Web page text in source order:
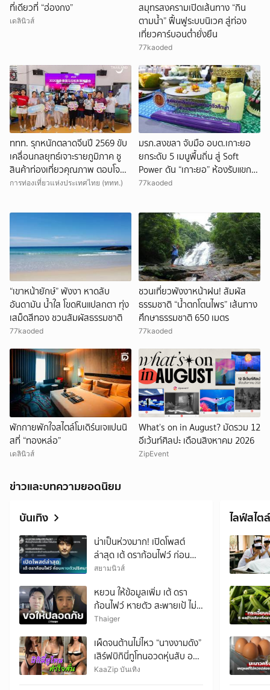
ที่เดียวที่ “ฮ่องกง”
เดลินิวส์
สมุทรสงครามเปิดเส้นทาง “กิน
ตามน้ำ” ฟื้นฟูระบบนิเวศ สู่ท่อง
เที่ยวคาร์บอนต่ำยั่งยืน
77kaoded
ททท. รุกหนักตลาดจีนปี 2569 ขับ
เคลื่อนกลยุทธ์เจาะรายภูมิภาค ชู
สินค้าท่องเที่ยวคุณภาพ ตอบโจทย์
พฤติกรรมนักท่องเที่ยวจีนยุคใหม่
การท่องเที่ยวแห่งประเทศไทย (ททท.)
มรภ.สงขลา จับมือ อบต.เกาะยอ
ยกระดับ 5 เมนูพื้นถิ่น สู่ Soft
Power ดัน “เกาะยอ” ห้องรับแขก
อาหารสงขลา
77kaoded
“เขาหน้ายักษ์” พังงา หาดลับ
อันดามัน น้ำใส โขดหินแปลกตา ทุ่ง
เสม็ดสีทอง ชวนสัมผัสธรรมชาติ
77kaoded
ชวนเที่ยวพังงาหน้าฝน! สัมผัส
ธรรมชาติ “น้ำตกโตนไพร” เส้นทาง
ศึกษาธรรมชาติ 650 เมตร
77kaoded
พักกายพักใจสไตล์โมเดิร์นเจแปนนิ
สที่ “ทองหล่อ”
เดลินิวส์
What’s on in August? มัดรวม 12
อีเว้นท์ศิลปะ เดือนสิงหาคม 2026
ZipEvent
ข่าวและบทความยอดนิยม
บันเทิง
น่าเป็นห่วงมาก! เปิดโพสต์
ล่าสุด เต้ ดราก้อนไฟว์ ก่อน
หายตัวปริศนา
สยามนิวส์
หยวน ให้ข้อมูลเพิ่ม เต้ ดรา
ก้อนไฟว์ หายตัว สะพายเป้ ไม่
ใส่หมวก-ไม่พกมือถือ
Thaiger
เผ็ดจนต้านไม่ไหว “นางงามดัง”
เสิร์ฟบิกินี่ทูโทนอวดหุ่นสับ ออ
ร่าพุ่งทุกช็อต
KaaZip บันเทิง
ไลฟ์สไตล์